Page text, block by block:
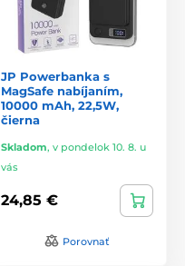
JP Powerbanka s
MagSafe nabíjaním,
10000 mAh, 22,5W,
čierna
Skladom, v pondelok 10. 8. u
vás
24,85 €
Porovnať